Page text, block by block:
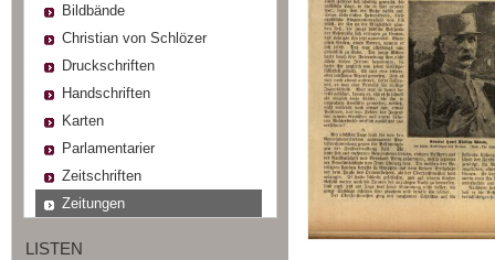
Bildbände
Christian von Schlözer
Druckschriften
Handschriften
Karten
Parlamentarier
Zeitschriften
Zeitungen
LISTEN